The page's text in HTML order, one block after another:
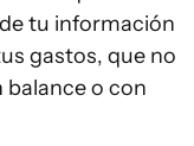
tu información
gastos, que no
balance o con